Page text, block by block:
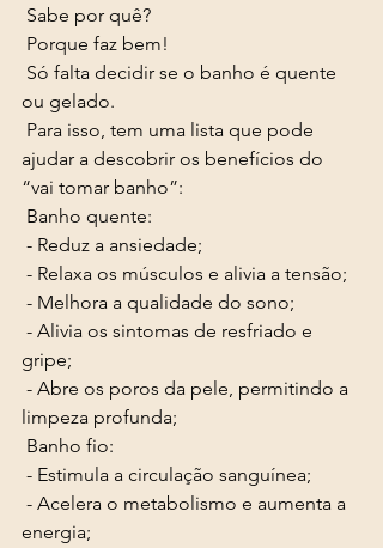
Sabe por quê?
Porque faz bem!
ou gelado.
ajudar a descobrir os benefícios do
“vai tomar banho”:
Banho quente:
- Reduz a ansiedade;
- Relaxa os músculos e alivia a tensão;
- Melhora a qualidade do sono;
gripe;
limpeza profunda;
Banho fio:
- Estimula a circulação sanguínea;
energia;